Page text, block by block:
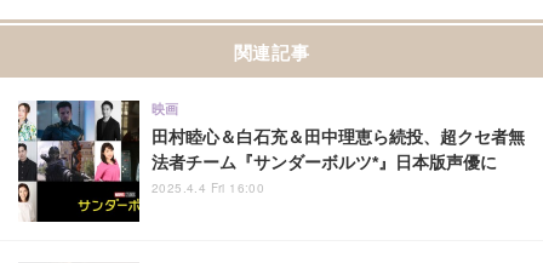
関連記事
田村睦心＆白石充＆田中理恵ら続投、超クセ者無
法者チーム『サンダーボルツ*』日本版声優に
映画
2025.4.4 Fri 16:00